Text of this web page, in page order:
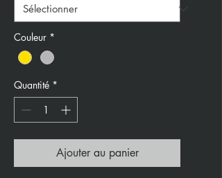
Couleur *
Quantité *
Ajouter au panier